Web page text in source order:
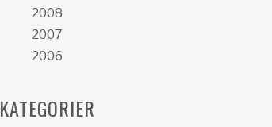
2008
2007
2006
KATEGORIER